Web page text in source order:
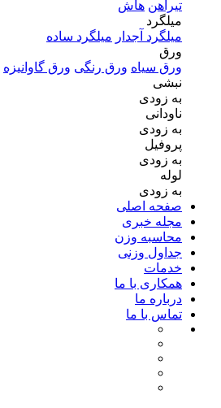
تیرآهن هاش
میلگرد
میلگرد آجدار میلگرد ساده
ورق
ورق سیاه ورق رنگی ورق گاوانیزه
نبشی
به زودی
ناودانی
به زودی
پروفیل
به زودی
لوله
به زودی
صفحه اصلی
مجله خبری
محاسبه وزن
جداول وزنی
خدمات
همکاری با ما
درباره ما
تماس با ما